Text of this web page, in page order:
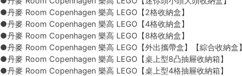
●丹麥 Room Copenhagen 樂高 LEGO【2格收納盒】
●丹麥 Room Copenhagen 樂高 LEGO【4格收納盒】
●丹麥 Room Copenhagen 樂高 LEGO【8格收納盒】
●丹麥 Room Copenhagen 樂高 LEGO【外出攜帶盒】【綜合收納盒】
●丹麥 Room Copenhagen 樂高 LEGO【桌上型8凸抽屜收納箱】
●丹麥 Room Copenhagen 樂高 LEGO【桌上型4格抽屜收納箱】